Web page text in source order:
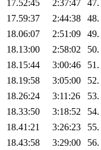
17.52:45
2:37:47 47.
17.59:37
2:44:38 48.
18.06:07
2:51:09 49.
18.13:00
2:58:02 50.
18.15:44
3:00:46 51.
18.19:58
3:05:00 52.
18.26:24
3:11:26 53.
18.33:50
3:18:52 54.
18.41:21
3:26:23 55.
18.43:58
3:29:00 56.